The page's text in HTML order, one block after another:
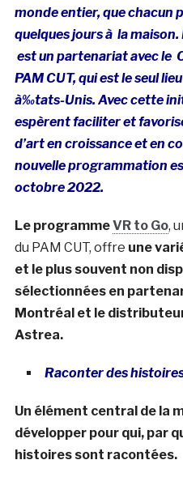
monde entier, que chacun
quelques jours à la
est un partenariat avec le
PAM CUT, qui est le seul
à‰tats-Unis. Avec cette
espèrent faciliter et
d’art en croissance et en
nouvelle programmation
octobre 2022.
Le programmeVR to Go,
du PAM CUT, offre une
et le plus souvent non
sélectionnées en
Montréal et le
Astrea.
Raconter des
Un élément central de la
développer pour qui, par
histoires sont racontées.